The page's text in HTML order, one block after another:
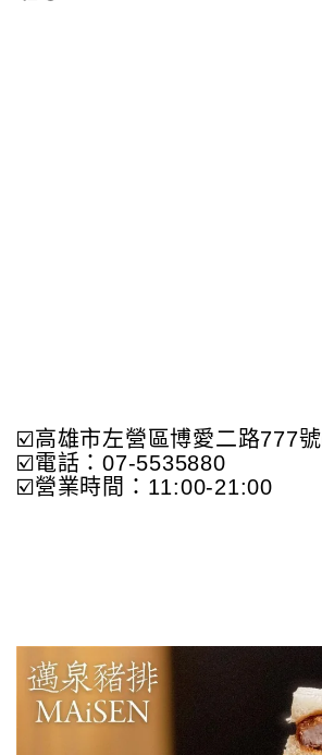
☑️高雄市左營區博愛二路777
☑️電話：07-5535880
☑️營業時間：11:00-21:00